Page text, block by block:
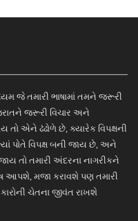
જે તમારી ભાષામાં તમને જરૂરી
જરૂરી વિચાર અને
એને ઢંઢોળે છે, ક્યારેક વિપક્ષની
પોતે વિપક્ષ બની જાય છે, અને
તો તમારી અંદરના નાગરીકને
આપશે, મજા કરાવશે પણ તમારી
ચેતના જીવંત રાખશે